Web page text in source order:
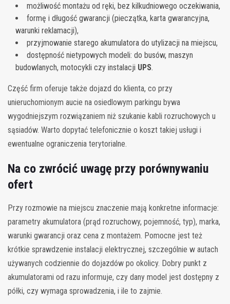
możliwość montażu od ręki, bez kilkudniowego oczekiwania,
formę i długość gwarancji (pieczątka, karta gwarancyjna,
warunki reklamacji),
przyjmowanie starego akumulatora do utylizacji na miejscu,
dostępność nietypowych modeli: do busów, maszyn
budowlanych, motocykli czy instalacji UPS.
Część firm oferuje także dojazd do klienta, co przy
unieruchomionym aucie na osiedlowym parkingu bywa
wygodniejszym rozwiązaniem niż szukanie kabli rozruchowych u
sąsiadów. Warto dopytać telefonicznie o koszt takiej usługi i
ewentualne ograniczenia terytorialne.
Na co zwrócić uwagę przy porównywaniu
ofert
Przy rozmowie na miejscu znaczenie mają konkretne informacje:
parametry akumulatora (prąd rozruchowy, pojemność, typ), marka,
warunki gwarancji oraz cena z montażem. Pomocne jest też
krótkie sprawdzenie instalacji elektrycznej, szczególnie w autach
używanych codziennie do dojazdów po okolicy. Dobry punkt z
akumulatorami od razu informuje, czy dany model jest dostępny z
półki, czy wymaga sprowadzenia, i ile to zajmie.